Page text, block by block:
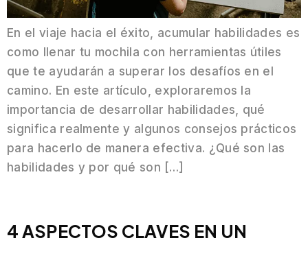
En el viaje hacia el éxito, acumular habilidades es
como llenar tu mochila con herramientas útiles
que te ayudarán a superar los desafíos en el
camino. En este artículo, exploraremos la
importancia de desarrollar habilidades, qué
significa realmente y algunos consejos prácticos
para hacerlo de manera efectiva. ¿Qué son las
habilidades y por qué son […]
4 ASPECTOS CLAVES EN UN